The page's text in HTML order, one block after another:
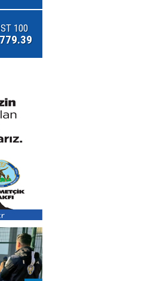
100